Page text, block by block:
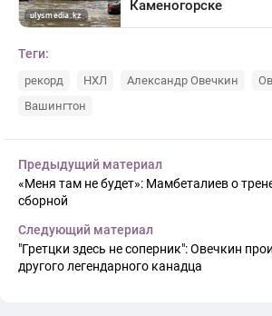
Теги:
рекорд НХЛ Александр Овечкин
Вашингтон
Предыдущий материал
«Меня там не будет»: Мамбеталиев о
сборной
Следующий материал
"Гретцки здесь не соперник": Овечкин
другого легендарного канадца